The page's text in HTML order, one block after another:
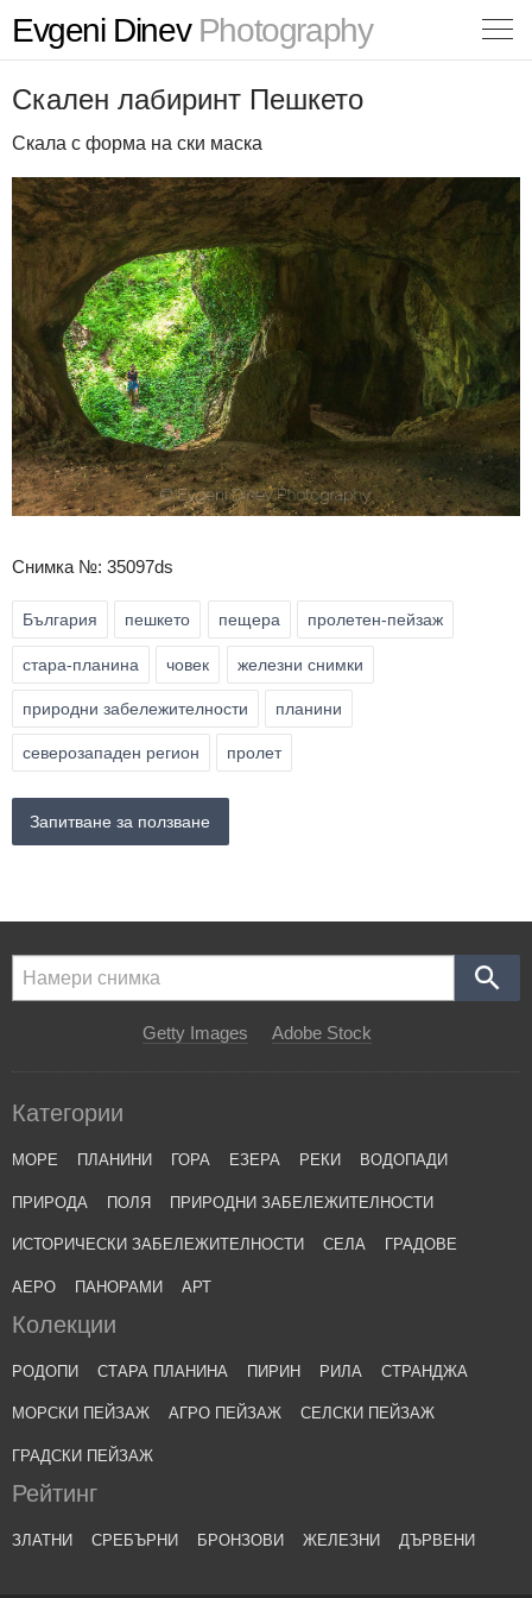
Evgeni DinevPhotography
Скален лабиринт Пешкето
Скала с форма на ски маска
Снимка №: 35097ds
България пешкето пещера пролетен-пейзаж
стара-планина човек железни снимки
природни забележителности планини
северозападен регион пролет
Запитване за ползване
Getty Images Adobe Stock
Категории
МОРЕ ПЛАНИНИ ГОРА ЕЗЕРА РЕКИ ВОДОПАДИ
ПРИРОДА ПОЛЯ ПРИРОДНИ ЗАБЕЛЕЖИТЕЛНОСТИ
ИСТОРИЧЕСКИ ЗАБЕЛЕЖИТЕЛНОСТИ СЕЛА ГРАДОВЕ
АЕРО ПАНОРАМИ АРТ
Колекции
РОДОПИ СТАРА ПЛАНИНА ПИРИН РИЛА СТРАНДЖА
МОРСКИ ПЕЙЗАЖ АГРО ПЕЙЗАЖ СЕЛСКИ ПЕЙЗАЖ
ГРАДСКИ ПЕЙЗАЖ
Рейтинг
ЗЛАТНИ СРЕБЪРНИ БРОНЗОВИ ЖЕЛЕЗНИ ДЪРВЕНИ